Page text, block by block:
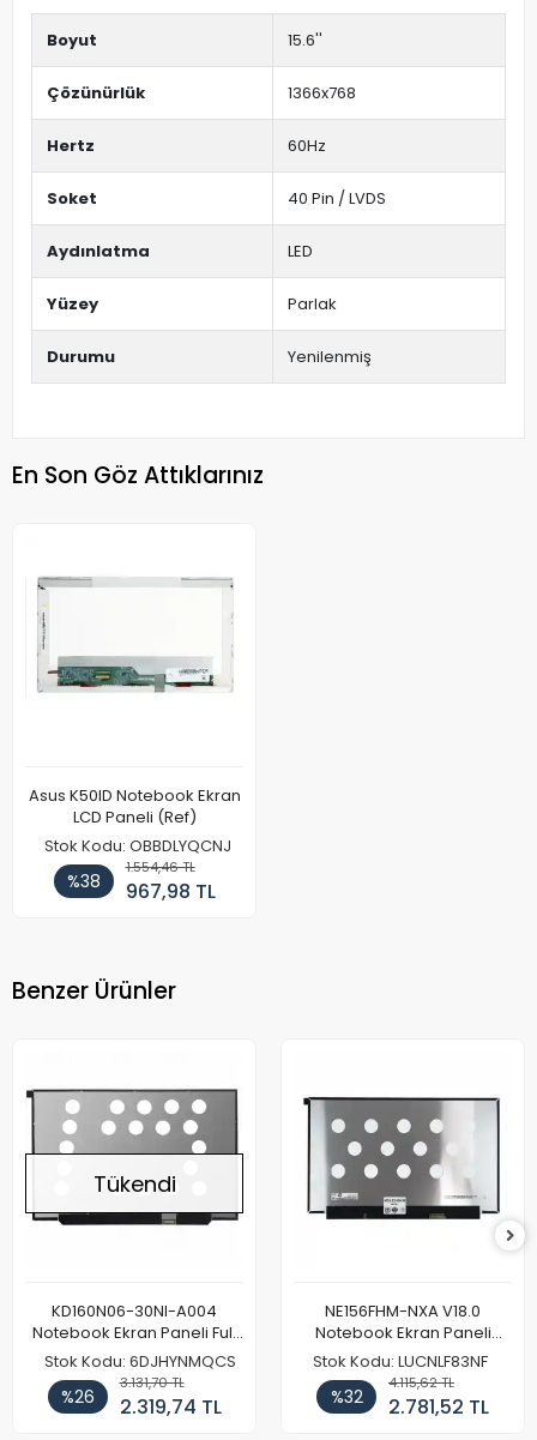
Boyut 15.6''
Çözünürlük 1366x768
Hertz 60Hz
Soket 40 Pin / LVDS
Aydınlatma LED
Yüzey Parlak
Durumu Yenilenmiş
En Son Göz Attıklarınız
Asus K50ID Notebook Ekran
LCD Paneli (Ref)
Stok Kodu: OBBDLYQCNJ
%38
1.554,46 TL
967,98 TL
Benzer Ürünler
Tükendi
KD160N06-30NI-A004
Notebook Ekran Paneli Full
HD
Stok Kodu: 6DJHYNMQCS
%26
3.131,70 TL
2.319,74 TL
NE156FHM-NXA V18.0
Notebook Ekran Paneli
144Hz
Stok Kodu: LUCNLF83NF
%32
4.115,62 TL
2.781,52 TL